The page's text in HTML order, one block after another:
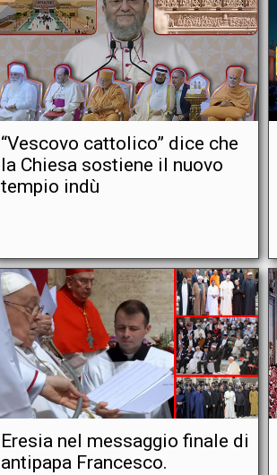
“Vescovo cattolico” dice che
la Chiesa sostiene il nuovo
tempio indù
Eresia nel messaggio finale di
antipapa Francesco.